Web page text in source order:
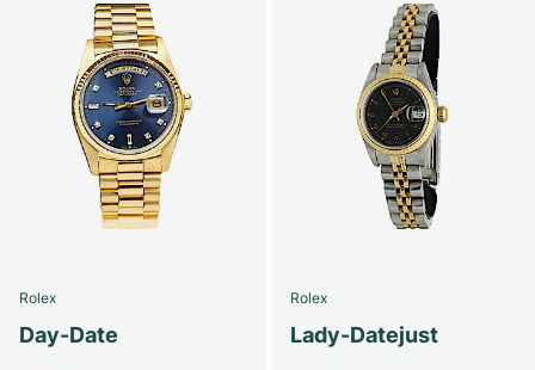
Rolex
Day-Date
Rolex
Lady-Datejust